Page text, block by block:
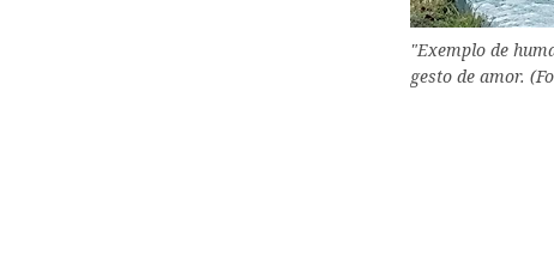
"Exemplo de
gesto de amor.